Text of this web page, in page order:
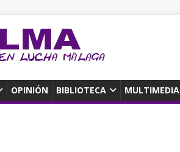
OPINIÓN BIBLIOTECA MULTIMEDIA